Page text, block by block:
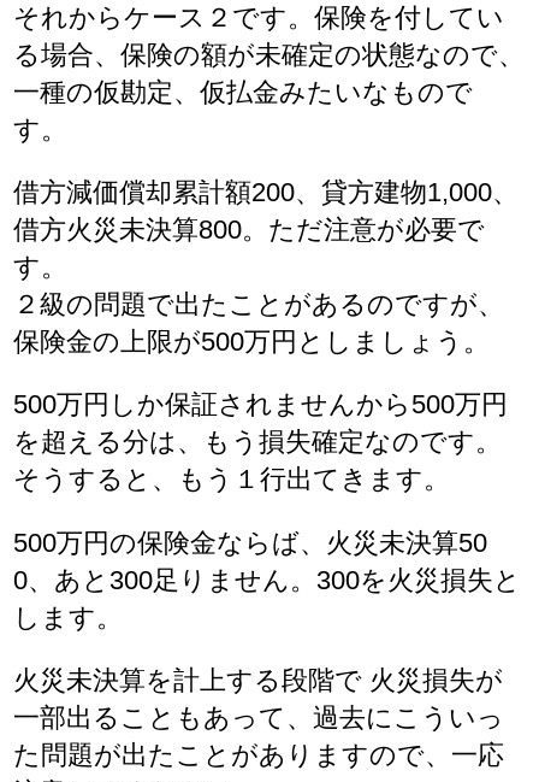
それからケース２です。保険を付してい
る場合、保険の額が未確定の状態なので、
一種の仮勘定、仮払金みたいなもので
す。
借方減価償却累計額200、貸方建物1,000、
借方火災未決算800。ただ注意が必要で
す。
２級の問題で出たことがあるのですが、
保険金の上限が500万円としましょう。
500万円しか保証されませんから500万円
を超える分は、もう損失確定なのです。
そうすると、もう１行出てきます。
500万円の保険金ならば、火災未決算50
0、あと300足りません。300を火災損失と
します。
火災未決算を計上する段階で 火災損失が
一部出ることもあって、過去にこういっ
た問題が出たことがありますので、一応